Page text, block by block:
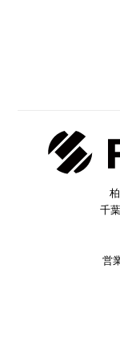
千
営